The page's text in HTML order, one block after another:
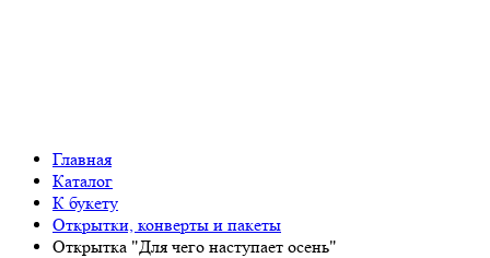
Главная
Каталог
К букету
Открытки, конверты и пакеты
Открытка "Для чего наступает осень"